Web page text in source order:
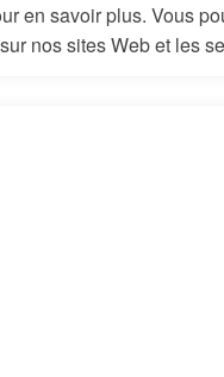
en savoir plus. Vous
nos sites Web et les